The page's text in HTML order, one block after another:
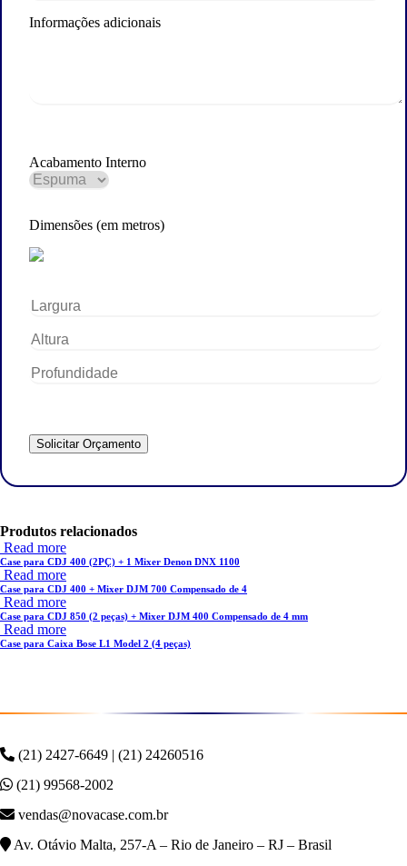
Informações adicionais
Acabamento Interno
Dimensões (em metros)
Produtos relacionados
Read more
Case para CDJ 400 (2PÇ) + 1 Mixer Denon DNX 1100
Read more
Case para CDJ 400 + Mixer DJM 700 Compensado de 4
Read more
Case para CDJ 850 (2 peças) + Mixer DJM 400 Compensado de 4 mm
Read more
Case para Caixa Bose L1 Model 2 (4 peças)
(21) 2427-6649 | (21) 24260516
(21) 99568-2002
vendas@novacase.com.br
Av. Otávio Malta, 257-A – Rio de Janeiro – RJ – Brasil